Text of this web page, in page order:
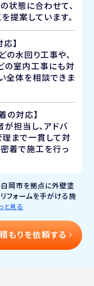
状態に合わせて、
提案しています。
】
の水回り工事や、
の室内工事にも対
全体を相談できま
の対応】
担当し、アドバ
まで一貫して対
着で施工を行っ
白岡市を拠点に外壁塗
フォームを手がける施
と見る
もりを依頼する